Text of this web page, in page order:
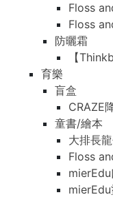
Floss
Floss
防曬霜
【
育樂
盲盒
CRAZE
童書/繪本
大排長
Floss